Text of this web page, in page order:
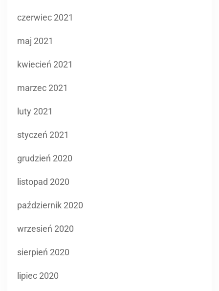
kwiecień 2021
marzec 2021
luty 2021
styczeń 2021
grudzień 2020
listopad 2020
październik 2020
wrzesień 2020
sierpień 2020
lipiec 2020
czerwiec 2020
maj 2020